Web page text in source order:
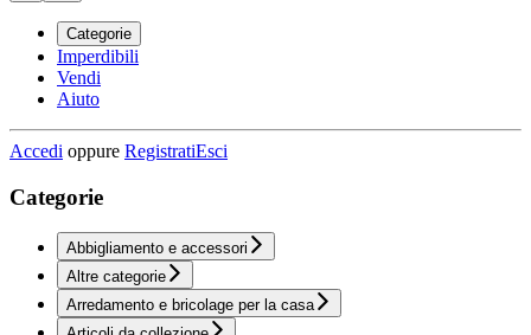
Categorie
Imperdibili
Vendi
Aiuto
Accedi oppure RegistratiEsci
Categorie
Abbigliamento e accessori
Altre categorie
Arredamento e bricolage per la casa